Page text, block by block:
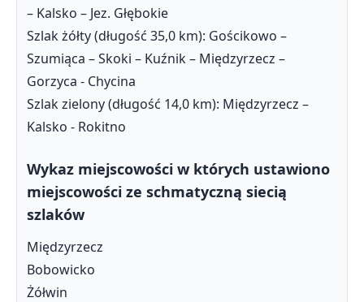
– Kalsko – Jez. Głębokie
Szlak żółty (długość 35,0 km): Gościkowo –
Szumiąca – Skoki – Kuźnik – Międzyrzecz –
Gorzyca - Chycina
Szlak zielony (długość 14,0 km): Międzyrzecz –
Kalsko - Rokitno
Wykaz miejscowości w których ustawiono
miejscowości ze schmatyczną siecią
szlaków
Międzyrzecz
Bobowicko
Żółwin